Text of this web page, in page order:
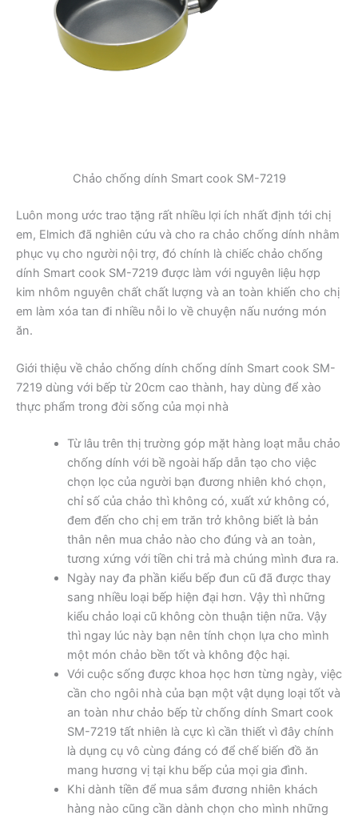
Chảo chống dính Smart cook SM-7219
Luôn mong ước trao tặng rất nhiều lợi ích nhất định tới chị
em, Elmich đã nghiên cứu và cho ra chảo chống dính nhằm
phục vụ cho người nội trợ, đó chính là chiếc chảo chống
dính Smart cook SM-7219 được làm với nguyên liệu hợp
kim nhôm nguyên chất chất lượng và an toàn khiến cho chị
em làm xóa tan đi nhiều nỗi lo về chuyện nấu nướng món
ăn.
Giới thiệu về chảo chống dính chống dính Smart cook SM-
7219 dùng với bếp từ 20cm cao thành, hay dùng để xào
thực phẩm trong đời sống của mọi nhà
Từ lâu trên thị trường góp mặt hàng loạt mẫu chảo
chống dính với bề ngoài hấp dẫn tạo cho việc
chọn lọc của người bạn đương nhiên khó chọn,
chỉ số của chảo thì không có, xuất xứ không có,
đem đến cho chị em trăn trở không biết là bản
thân nên mua chảo nào cho đúng và an toàn,
tương xứng với tiền chi trả mà chúng mình đưa ra.
Ngày nay đa phần kiểu bếp đun cũ đã được thay
sang nhiều loại bếp hiện đại hơn. Vậy thì những
kiểu chảo loại cũ không còn thuận tiện nữa. Vậy
thì ngay lúc này bạn nên tính chọn lựa cho mình
một món chảo bền tốt và không độc hại.
Với cuộc sống được khoa học hơn từng ngày, việc
cần cho ngôi nhà của bạn một vật dụng loại tốt và
an toàn như chảo bếp từ chống dính Smart cook
SM-7219 tất nhiên là cực kì cần thiết vì đây chính
là dụng cụ vô cùng đáng có để chế biến đồ ăn
mang hương vị tại khu bếp của mọi gia đình.
Khi dành tiền để mua sắm đương nhiên khách
hàng nào cũng cần dành chọn cho mình những